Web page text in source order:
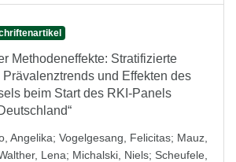
Methodeneffekte: Stratifizierte
und Effekten des
beim Start des RKI-Panels
Angelika; Vogelgesang, Felicitas; Mauz,
Lena; Michalski, Niels; Scheufele,